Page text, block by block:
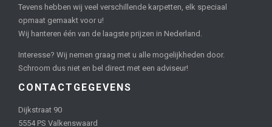
Tevens hebben wij veel verschillende karpetten, elk speciaal
opmaat gemaakt voor u!
Wij hanteren één van de laagste prijzen in Nederland.
Interesse? Wij nemen graag met u alle mogelijkheden door.
Schroom dus niet en bel direct met een adviseur!
CONTACTGEGEVENS
Dijkstraat 90
5554 PS Valkenswaard